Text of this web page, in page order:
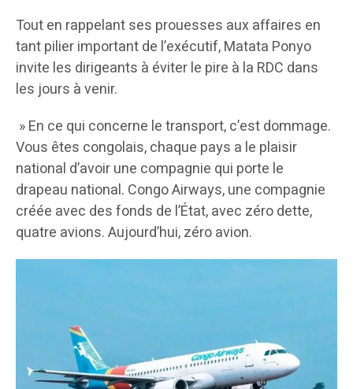
Tout en rappelant ses prouesses aux affaires en
tant pilier important de l’exécutif, Matata Ponyo
invite les dirigeants à éviter le pire à la RDC dans
les jours à venir.
» En ce qui concerne le transport, c’est dommage.
Vous êtes congolais, chaque pays a le plaisir
national d’avoir une compagnie qui porte le
drapeau national. Congo Airways, une compagnie
créée avec des fonds de l’État, avec zéro dette,
quatre avions. Aujourd’hui, zéro avion.